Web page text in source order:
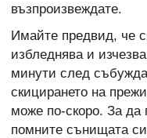
възпроизвеждате.
Имайте предвид, че
избледнява и
минути след
скицирането на
може по-скоро. За да
помните сънищата